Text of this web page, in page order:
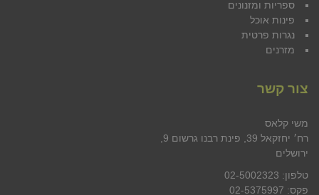
ספריות ומזנונים
פינות אוכל
נגרות פרטית
מזרנים
צור קשר
משי קלאס
רח׳ יחזקאל 39, פינת רבנו גרשום 9,
ירושלים
טלפון: 02-5002323
פקס: 02-5375997